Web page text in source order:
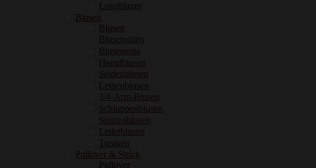
Longblazer
Blusen
Blusen
Blusenshirts
Blusentops
Hemdblusen
Seidenblusen
Leinenblusen
3/4-Arm-Blusen
Schluppenblusen
Spitzenblusen
Lederblusen
Tuniken
Pullover & Strick
Pullover